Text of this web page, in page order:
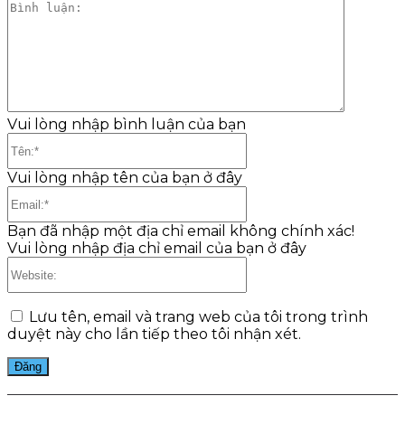
Vui lòng nhập bình luận của bạn
Vui lòng nhập tên của bạn ở đây
Bạn đã nhập một địa chỉ email không chính xác!
Vui lòng nhập địa chỉ email của bạn ở đây
Lưu tên, email và trang web của tôi trong trình
duyệt này cho lần tiếp theo tôi nhận xét.